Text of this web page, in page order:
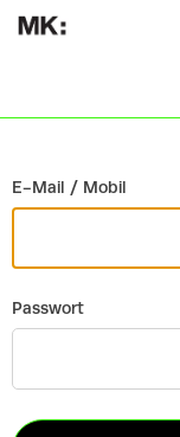
E-Mail / Mobil
Passwort